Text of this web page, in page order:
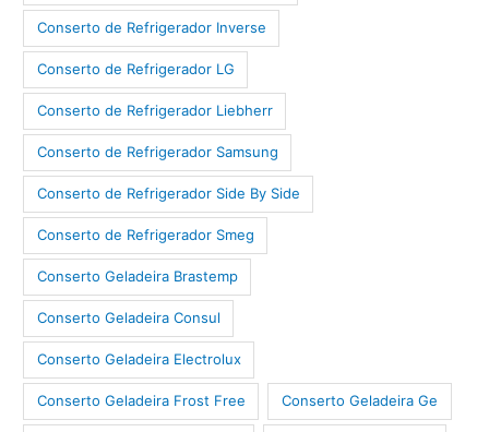
Conserto de Refrigerador Inverse
Conserto de Refrigerador LG
Conserto de Refrigerador Liebherr
Conserto de Refrigerador Samsung
Conserto de Refrigerador Side By Side
Conserto de Refrigerador Smeg
Conserto Geladeira Brastemp
Conserto Geladeira Consul
Conserto Geladeira Electrolux
Conserto Geladeira Frost Free Conserto Geladeira Ge